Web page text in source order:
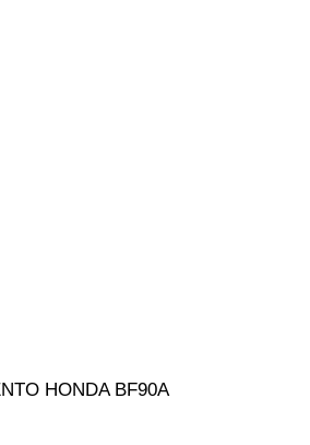
HONDA BF90A